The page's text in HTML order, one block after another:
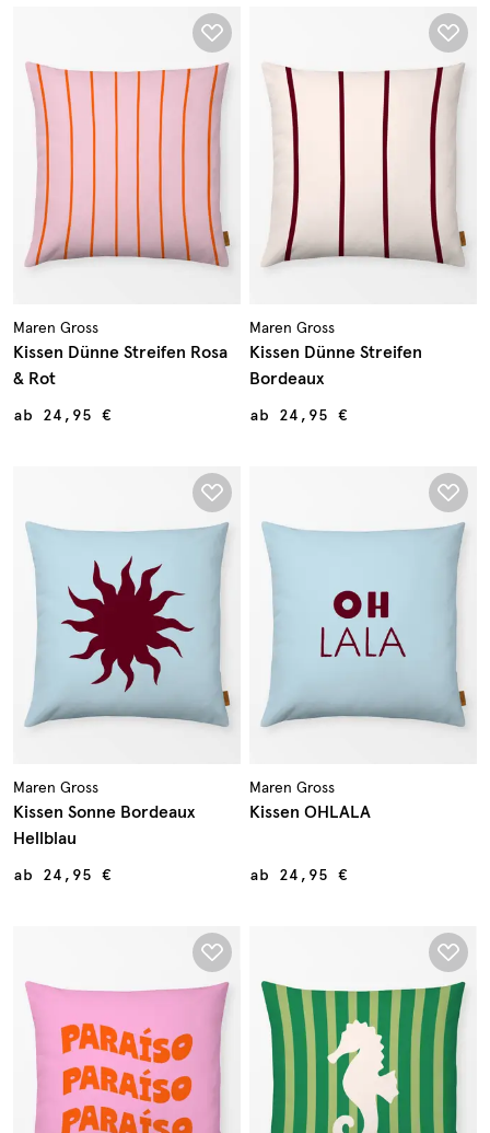
Maren Gross
Kissen Dünne Streifen Rosa
& Rot
ab 24,95 €
Maren Gross
Kissen Dünne Streifen
Bordeaux
ab 24,95 €
Maren Gross
Kissen Sonne Bordeaux
Hellblau
ab 24,95 €
Maren Gross
Kissen OHLALA
ab 24,95 €